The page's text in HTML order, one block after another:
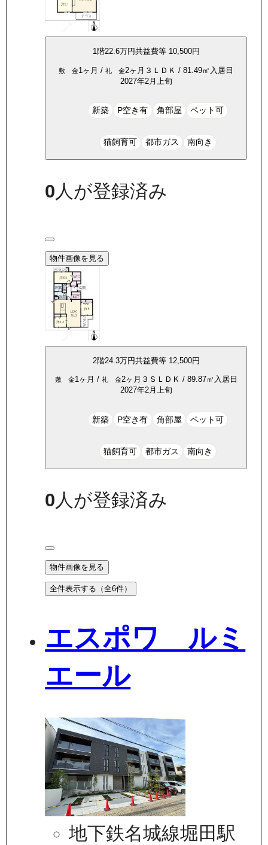
1階22.6万円共益費等 10,500円
敷 金1ヶ月 / 礼 金2ヶ月 ３ＬＤＫ / 81.49㎡ 入居日
2027年2月上旬
新築 P空き有 角部屋 ペット可
猫飼育可 都市ガス 南向き
0 人が登録済み
物件画像を見る
2階24.3万円共益費等 12,500円
敷 金1ヶ月 / 礼 金2ヶ月 ３ＳＬＤＫ / 89.87㎡ 入居日
2027年2月上旬
新築 P空き有 角部屋 ペット可
猫飼育可 都市ガス 南向き
0 人が登録済み
物件画像を見る
全件表示する（全6件）
エスポワ ルミ
エール
地下鉄名城線堀田駅